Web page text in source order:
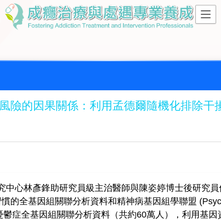
險的因果關係：利用孟德爾隨機化排除干
中心林彥鋒助研究員級主治醫師與陳姿婷博士後研究
的全基因組關聯分析資料和精神病基因組學聯盟
症全基因組關聯分析資料（共約60萬人），利用基因